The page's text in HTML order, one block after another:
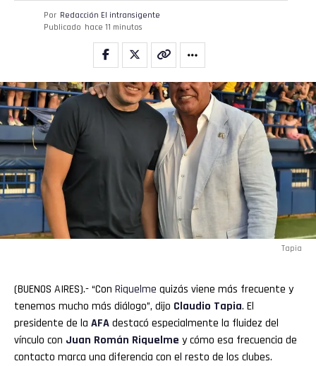
Por Redacción El intransigente
Publicado hace 11 minutos
Tapia
(BUENOS AIRES).- “Con Riquelme quizás viene más frecuente y
tenemos mucho más diálogo”, dijo Claudio Tapia. El
presidente de la AFAdestacó especialmente la fluidez del
vínculo con Juan Román Riquelme y cómo esa frecuencia de
contacto marca una diferencia con el resto de los clubes.